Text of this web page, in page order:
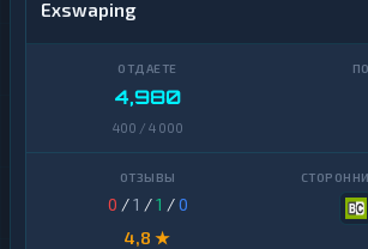
Exswaping
4,980
400 / 4 000
0 /1 /1 /0
4,8 ★